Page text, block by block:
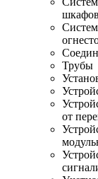
шкафов
Трубы
от